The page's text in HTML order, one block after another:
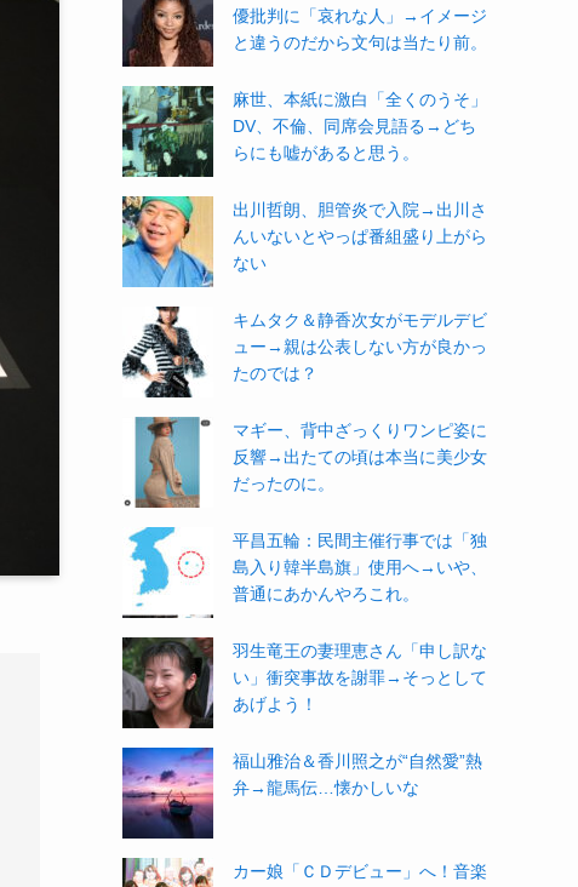
優批判に「哀れな人」→イメージ
と違うのだから文句は当たり前。
麻世、本紙に激白「全くのうそ」
DV、不倫、同席会見語る→どち
らにも嘘があると思う。
出川哲朗、胆管炎で入院→出川さ
んいないとやっぱ番組盛り上がら
ない
キムタク＆静香次女がモデルデビ
ュー→親は公表しない方が良かっ
たのでは？
マギー、背中ざっくりワンピ姿に
反響→出たての頃は本当に美少女
だったのに。
平昌五輪：民間主催行事では「独
島入り韓半島旗」使用へ→いや、
普通にあかんやろこれ。
羽生竜王の妻理恵さん「申し訳な
い」衝突事故を謝罪→そっとして
あげよう！
福山雅治＆香川照之が“自然愛”熱
弁→龍馬伝…懐かしいな
カー娘「ＣＤデビュー」へ！音楽